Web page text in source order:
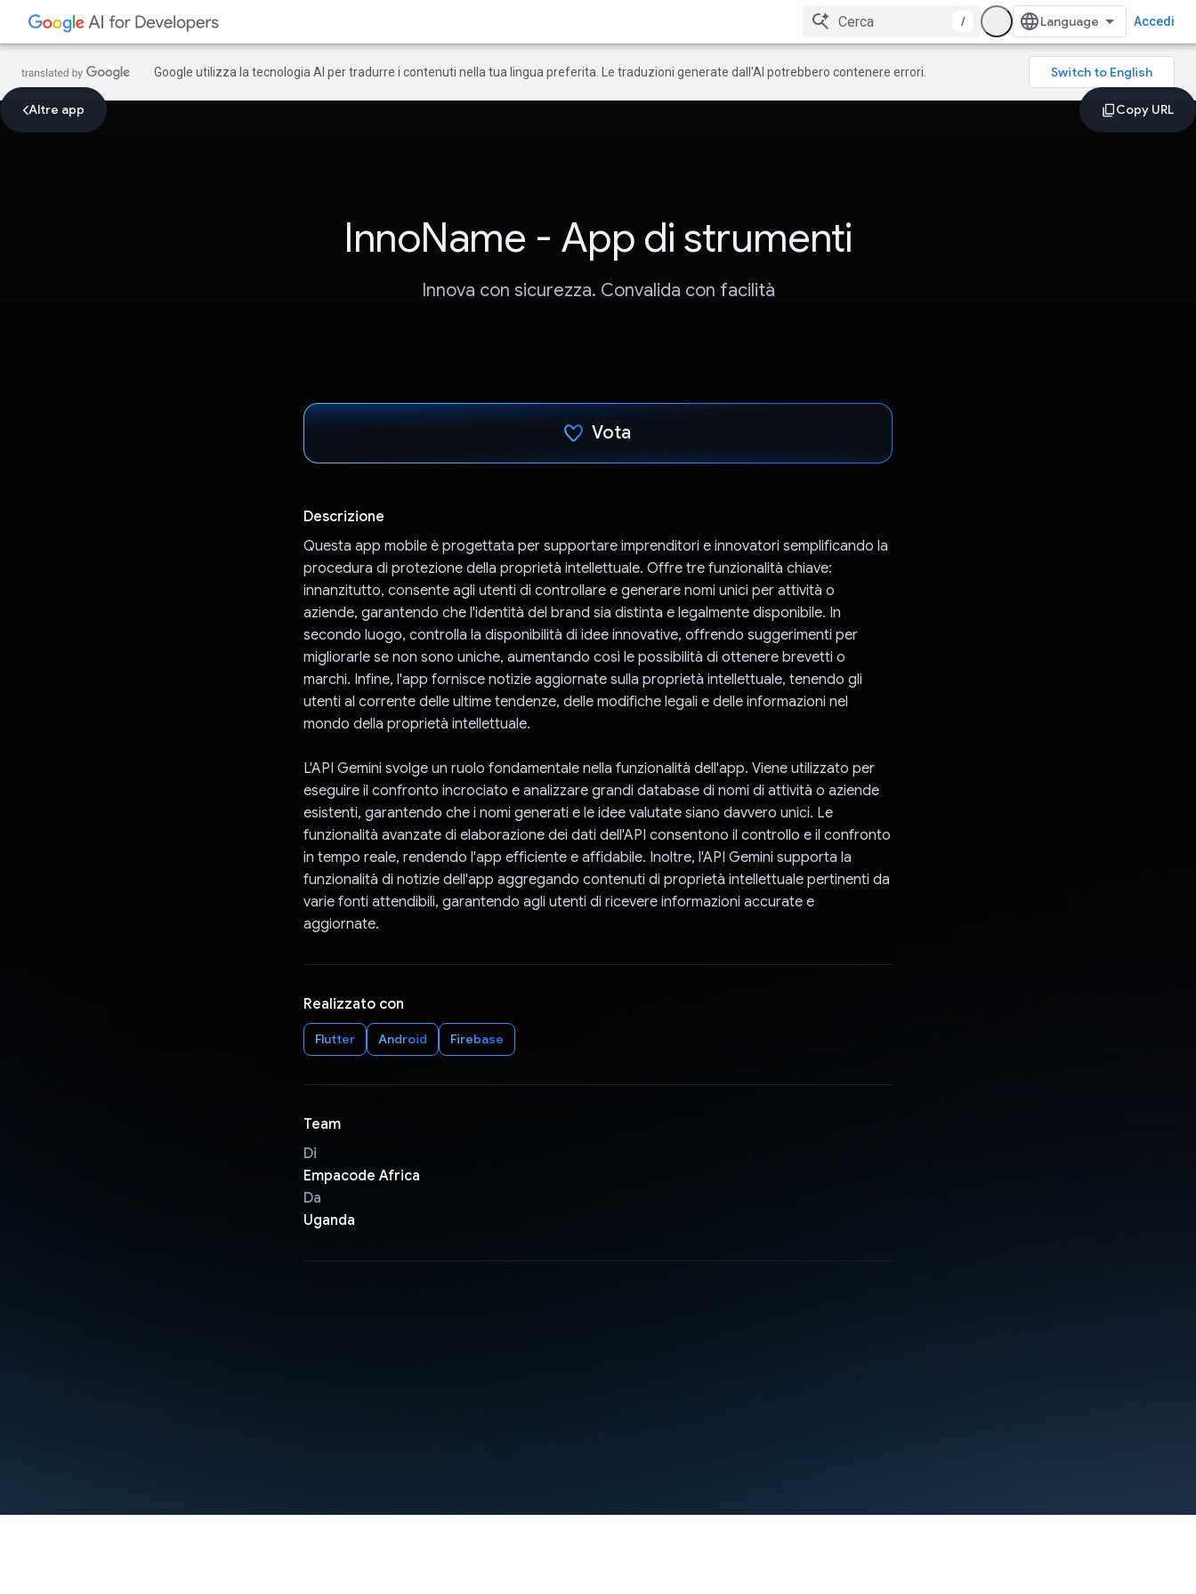
/ Accedi
Google utilizza la tecnologia AI per tradurre i contenuti nella tua lingua preferita. Le traduzioni generate dall'AI potrebbero contenere errori.
Altre app
InnoName - App di strumenti
Innova con sicurezza. Convalida con facilità
Vota
Descrizione
Questa app mobile è progettata per supportare imprenditori e innovatori semplificando la
procedura di protezione della proprietà intellettuale. Offre tre funzionalità chiave:
innanzitutto, consente agli utenti di controllare e generare nomi unici per attività o
aziende, garantendo che l'identità del brand sia distinta e legalmente disponibile. In
secondo luogo, controlla la disponibilità di idee innovative, offrendo suggerimenti per
migliorarle se non sono uniche, aumentando così le possibilità di ottenere brevetti o
marchi. Infine, l'app fornisce notizie aggiornate sulla proprietà intellettuale, tenendo gli
utenti al corrente delle ultime tendenze, delle modifiche legali e delle informazioni nel
mondo della proprietà intellettuale.
L'API Gemini svolge un ruolo fondamentale nella funzionalità dell'app. Viene utilizzato per
eseguire il confronto incrociato e analizzare grandi database di nomi di attività o aziende
esistenti, garantendo che i nomi generati e le idee valutate siano davvero unici. Le
funzionalità avanzate di elaborazione dei dati dell'API consentono il controllo e il confronto
in tempo reale, rendendo l'app efficiente e affidabile. Inoltre, l'API Gemini supporta la
funzionalità di notizie dell'app aggregando contenuti di proprietà intellettuale pertinenti da
varie fonti attendibili, garantendo agli utenti di ricevere informazioni accurate e
aggiornate.
Realizzato con
Flutter Android Firebase
Team
Di
Empacode Africa
Da
Uganda